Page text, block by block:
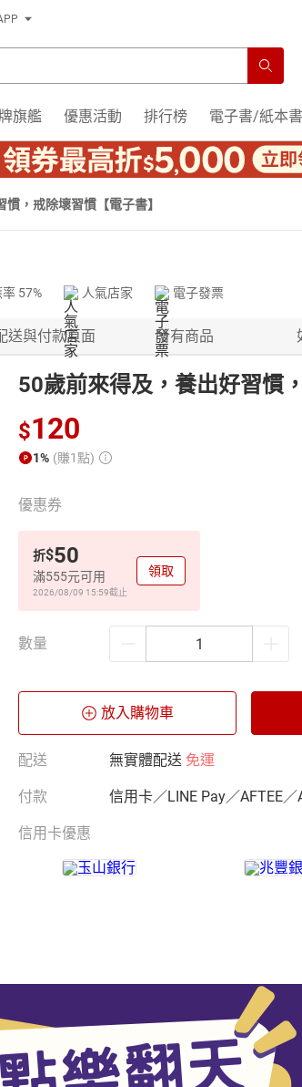
旗艦 優惠活動 排行榜 電子書/紙本書
，戒除壞習慣【電子書】
率 57% 人氣店家 電子發票
送與付款頁面 所有商品
50歲前來得及，養出好習慣
$120
1% (賺1點)
優惠券
折$50
滿555元可用
2026/08/09 15:59截止
領取
數量
放入購物車
配送 無實體配送 免運
付款 信用卡／LINE Pay／AFTEE／
信用卡優惠